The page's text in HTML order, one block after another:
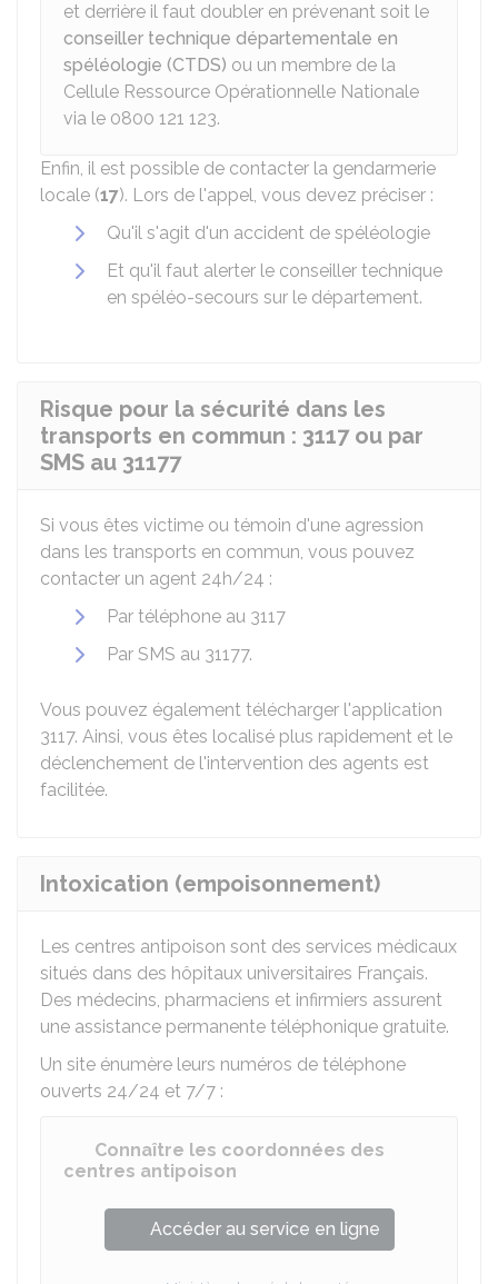
et derrière il faut doubler en prévenant soit le
conseiller technique départementale en
spéléologie (CTDS) ou un membre de la
Cellule Ressource Opérationnelle Nationale
via le 0800 121 123.
Enfin, il est possible de contacter la gendarmerie
locale (17). Lors de l'appel, vous devez préciser :
Qu'il s'agit d'un accident de spéléologie
Et qu'il faut alerter le conseiller technique
en spéléo-secours sur le département.
Risque pour la sécurité dans les
transports en commun : 3117 ou par
SMS au 31177
Si vous êtes victime ou témoin d'une agression
dans les transports en commun, vous pouvez
contacter un agent 24h/24 :
Par téléphone au 3117
Par SMS au 31177.
Vous pouvez également télécharger l'application
3117. Ainsi, vous êtes localisé plus rapidement et le
déclenchement de l'intervention des agents est
facilitée.
Intoxication (empoisonnement)
Les centres antipoison sont des services médicaux
situés dans des hôpitaux universitaires Français.
Des médecins, pharmaciens et infirmiers assurent
une assistance permanente téléphonique gratuite.
Un site énumère leurs numéros de téléphone
ouverts 24/24 et 7/7 :
Connaître les coordonnées des
centres antipoison
Accéder au service en ligne